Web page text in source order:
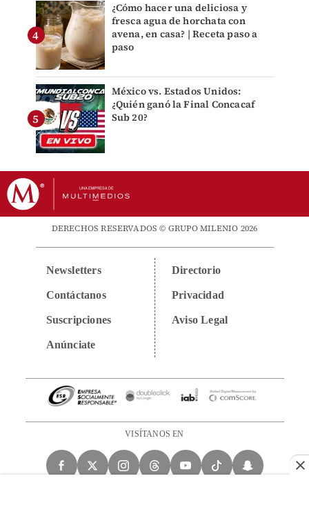
¿Cómo hacer una deliciosa y
fresca agua de horchata con
avena, en casa? | Receta paso a
paso
México vs. Estados Unidos:
¿Quién ganó la Final Concacaf
Sub 20?
DERECHOS RESERVADOS © GRUPO MILENIO 2026
Newsletters
Contáctanos
Suscripciones
Anúnciate
Directorio
Privacidad
Aviso Legal
VISÍTANOS EN